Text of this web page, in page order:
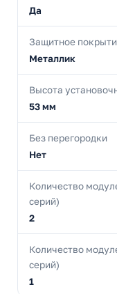
Да
Защитное
Металлик
Высота
53 мм
Без перегородки
Нет
Количество
серий)
2
Количество
серий)
1